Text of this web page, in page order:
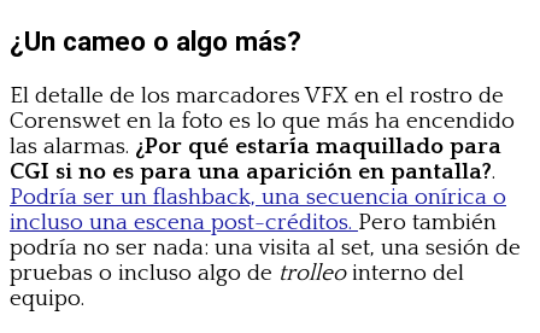
¿Un cameo o algo más?
El detalle de los marcadores VFX en el rostro de
Corenswet en la foto es lo que más ha encendido
las alarmas. ¿Por qué estaría maquillado para
CGI si no es para una aparición en pantalla?.
Podría ser un flashback, una secuencia onírica o
incluso una escena post-créditos. Pero también
podría no ser nada: una visita al set, una sesión de
pruebas o incluso algo de trolleointerno del
equipo.